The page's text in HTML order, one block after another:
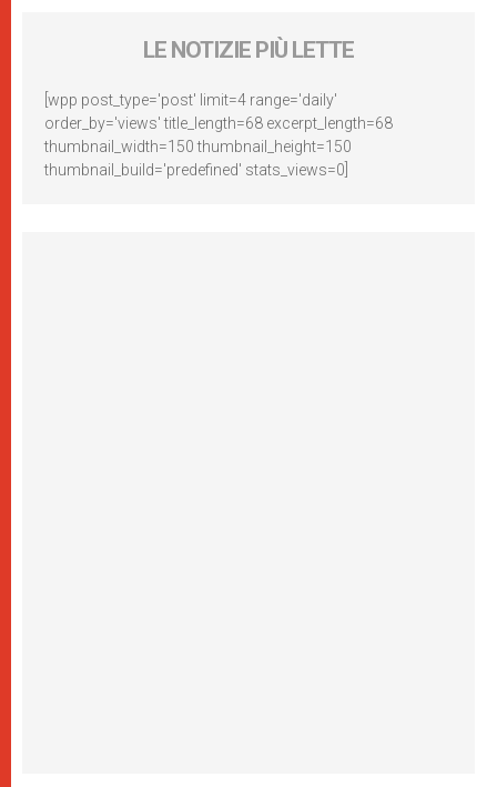
LE NOTIZIE PIÙ LETTE
[wpp post_type='post' limit=4 range='daily'
order_by='views' title_length=68 excerpt_length=68
thumbnail_width=150 thumbnail_height=150
thumbnail_build='predefined' stats_views=0]